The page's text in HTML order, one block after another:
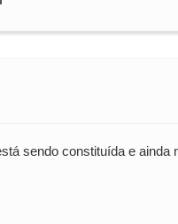
sendo constituída e ainda